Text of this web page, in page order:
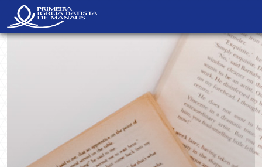
NavBar Oculta